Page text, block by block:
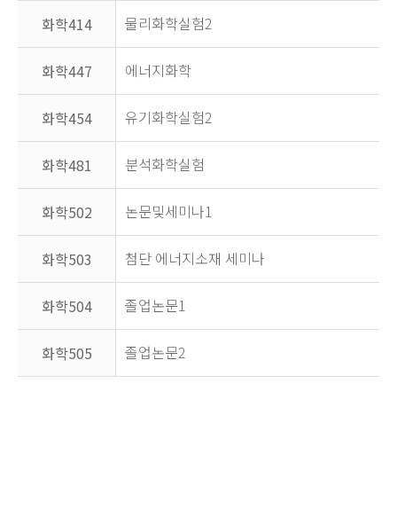
화학414 물리화학실험2
화학447 에너지화학
화학454 유기화학실험2
화학481 분석화학실험
화학502 논문및세미나1
화학503 첨단 에너지소재 세미나
화학504 졸업논문1
화학505 졸업논문2